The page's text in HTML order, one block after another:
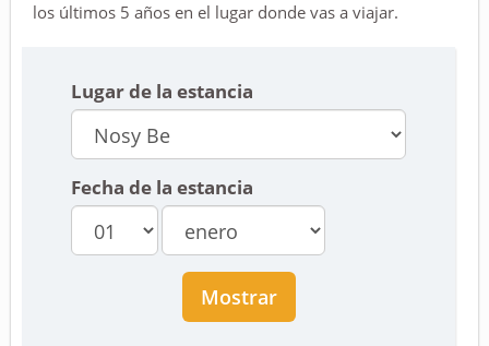
los últimos 5 años en el lugar donde vas a viajar.
Lugar de la estancia
Fecha de la estancia
Mostrar